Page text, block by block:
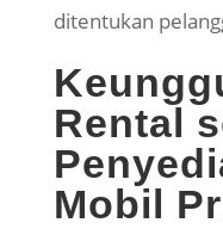
ditentukan
Rental
Mobil